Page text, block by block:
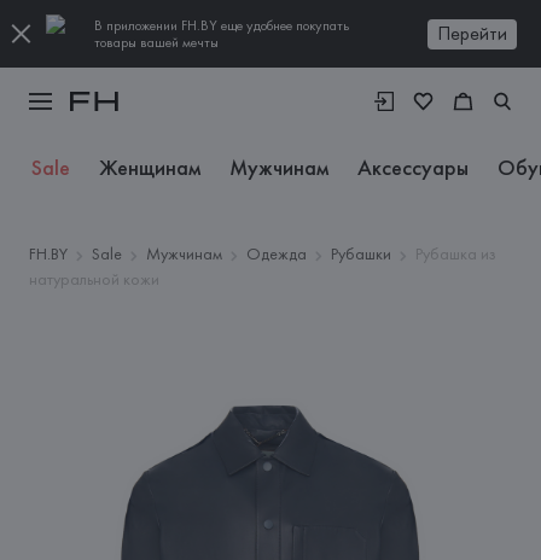
В приложении FH.BY еще удобнее покупать
товары вашей мечты
Перейти
Sale Женщинам Мужчинам Аксессуары
FH.BY Sale Мужчинам Одежда Рубашки
Рубашка из
натуральной кожи